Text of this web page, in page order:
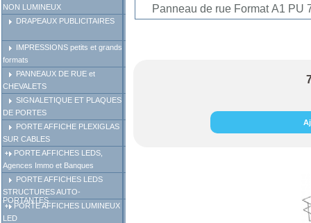
NON LUMINEUX
DRAPEAUX PUBLICITAIRES
IMPRESSIONS petits et grands
formats
PANNEAUX DE RUE et
CHEVALETS
SIGNALETIQUE ET PLAQUES
DE PORTES
PORTE AFFICHE PLEXIGLAS
SUR CABLES
PORTE AFFICHES LEDS,
Agences Immo et Banques
PORTE AFFICHES LEDS
STRUCTURES AUTO-
PORTANTES
PORTE AFFICHES LUMINEUX
LED